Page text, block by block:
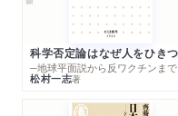
─地球平面説から反ワクチンまで
松村一志著